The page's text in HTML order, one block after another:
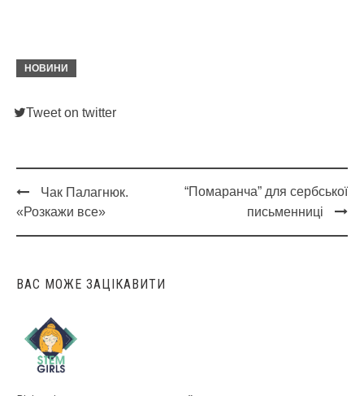
НОВИНИ
Tweet on twitter
Post
navigation
Чак Палагнюк.
«Розкажи все»
“Помаранча” для сербської
письменниці
ВАС МОЖЕ ЗАЦІКАВИТИ